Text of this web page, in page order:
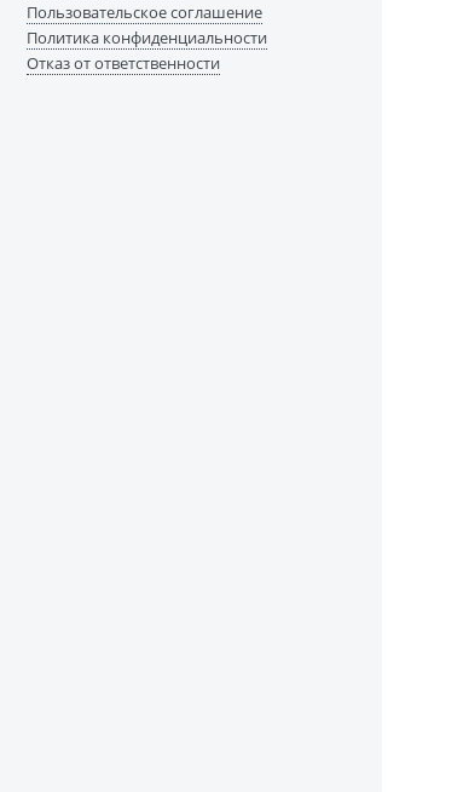
Пользовательское соглашение
Политика конфиденциальности
Отказ от ответственности